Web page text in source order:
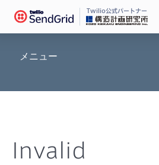
Twilio公式パートナー
料金
メニュー
Invalid